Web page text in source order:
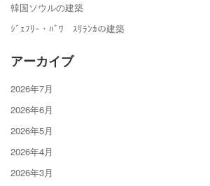
韓国ソウルの建築
ｼﾞｪﾌﾘｰ・ﾊﾞﾜ ｽﾘﾗﾝｶの建築
アーカイブ
2026年7月
2026年6月
2026年5月
2026年4月
2026年3月